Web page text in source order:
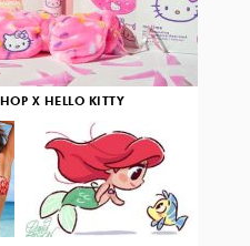
X HELLO KITTY
3